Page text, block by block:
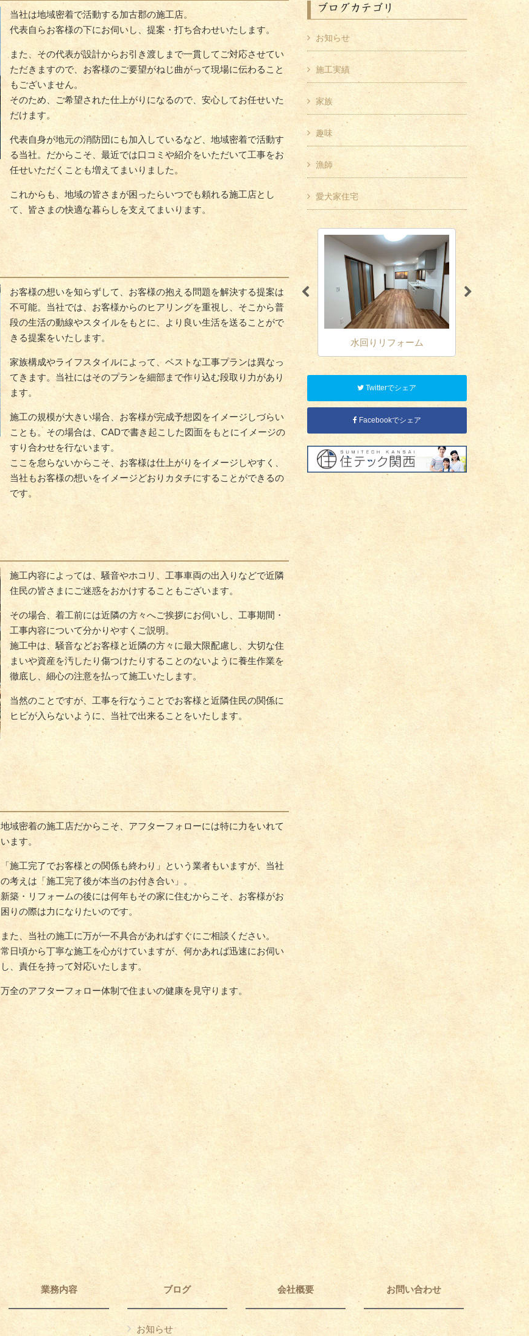
当社は地域密着で活動する加古郡の施工店。
代表自らお客様の下にお伺いし、提案・打ち合わせいたします。
また、その代表が設計からお引き渡しまで一貫してご対応させてい
ただきますので、お客様のご要望がねじ曲がって現場に伝わること
もございません。
そのため、ご希望された仕上がりになるので、安心してお任せいた
だけます。
代表自身が地元の消防団にも加入しているなど、地域密着で活動す
る当社。だからこそ、最近では口コミや紹介をいただいて工事をお
任せいただくことも増えてまいりました。
これからも、地域の皆さまが困ったらいつでも頼れる施工店とし
て、皆さまの快適な暮らしを支えてまいります。
お客様の想いを知らずして、お客様の抱える問題を解決する提案は
不可能。当社では、お客様からのヒアリングを重視し、そこから普
段の生活の動線やスタイルをもとに、より良い生活を送ることがで
きる提案をいたします。
家族構成やライフスタイルによって、ベストな工事プランは異なっ
てきます。当社にはそのプランを細部まで作り込む段取り力があり
ます。
施工の規模が大きい場合、お客様が完成予想図をイメージしづらい
ことも。その場合は、CADで書き起こした図面をもとにイメージの
すり合わせを行ないます。
ここを怠らないからこそ、お客様は仕上がりをイメージしやすく、
当社もお客様の想いをイメージどおりカタチにすることができるの
です。
施工内容によっては、騒音やホコリ、工事車両の出入りなどで近隣
住民の皆さまにご迷惑をおかけすることもございます。
その場合、着工前には近隣の方々へご挨拶にお伺いし、工事期間・
工事内容について分かりやすくご説明。
施工中は、騒音などお客様と近隣の方々に最大限配慮し、大切な住
まいや資産を汚したり傷つけたりすることのないように養生作業を
徹底し、細心の注意を払って施工いたします。
当然のことですが、工事を行なうことでお客様と近隣住民の関係に
ヒビが入らないように、当社で出来ることをいたします。
地域密着の施工店だからこそ、アフターフォローには特に力をいれて
います。
「施工完了でお客様との関係も終わり」という業者もいますが、当社
の考えは「施工完了後が本当のお付き合い」。
新築・リフォームの後には何年もその家に住むからこそ、お客様がお
困りの際は力になりたいのです。
また、当社の施工に万が一不具合があればすぐにご相談ください。
常日頃から丁寧な施工を心がけていますが、何かあれば迅速にお伺い
し、責任を持って対応いたします。
万全のアフターフォロー体制で住まいの健康を見守ります。
ブログカテゴリ
お知らせ
施工実績
家族
趣味
漁師
愛犬家住宅
店舗改装 新築・増改築 水回りリフォーム オール電化
Twitterでシェア
Facebookでシェア
業務内容 ブログ
お知らせ
会社概要 お問い合わせ